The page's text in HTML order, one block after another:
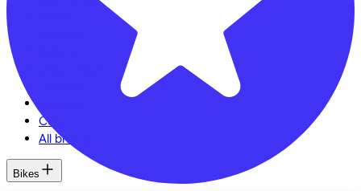
Cube
All brands
Bikes